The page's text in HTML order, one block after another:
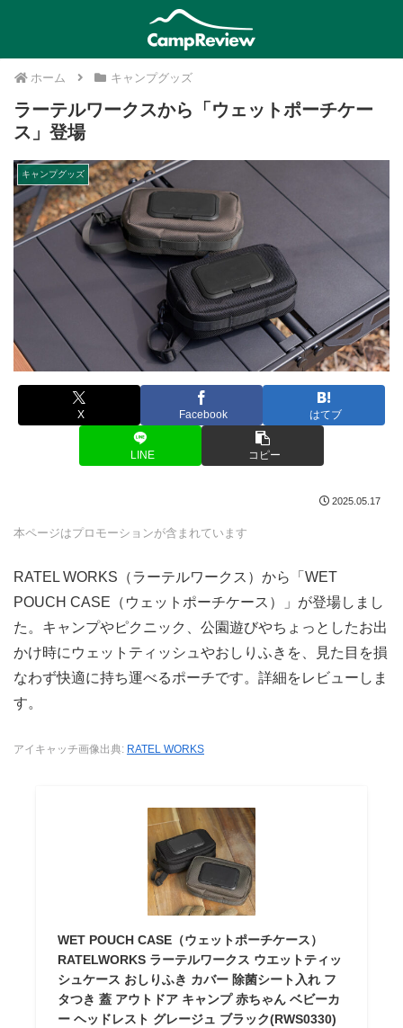
ホーム キャンプグッズ
ラーテルワークスから「ウェットポーチケー
ス」登場
キャンプグッズ
X Facebook はてブ
LINE コピー
2025.05.17
本ページはプロモーションが含まれています
RATEL WORKS（ラーテルワークス）から「WET
POUCH CASE（ウェットポーチケース）」が登場しまし
た。キャンプやピクニック、公園遊びやちょっとしたお出
かけ時にウェットティッシュやおしりふきを、見た目を損
なわず快適に持ち運べるポーチです。詳細をレビューしま
す。
アイキャッチ画像出典: RATEL WORKS
WET POUCH CASE（ウェットポーチケース）
RATELWORKS ラーテルワークス ウエットティッ
シュケース おしりふき カバー 除菌シート入れ フ
タつき 蓋 アウトドア キャンプ 赤ちゃん ベビーカ
ー ヘッドレスト グレージュ ブラック(RWS0330)